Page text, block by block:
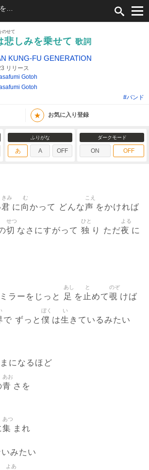
のせて
悲しみを乗せて 歌詞
KUNG-FU GENERATION
リリース
Gotoh
Gotoh
#バンド
★ お気に入り登録
ふりがな
あ A OFF
ダークモード
ON OFF
君
きみ
に向
む
かって どんな声
こえ
をかければ
切
せつ
なさにすがって 独
ひと
り ただ夜
よる
に
ラーをじっと 足
あし
を止
と
めて覗
のぞ
けば
で ずっと 僕
ぼく
は生
い
きているみたい
になるほど
青
あお
さを
集
あつ
まれ
みたい
よあ